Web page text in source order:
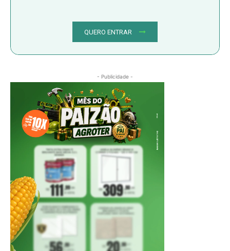
QUERO ENTRAR
- Publicidade -